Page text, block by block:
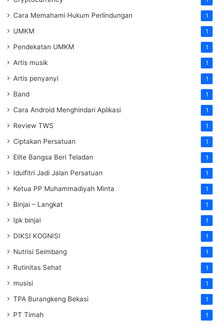
Cara Memahami Hukum Perlindungan 1
UMKM 1
Pendekatan UMKM 1
Artis musik 1
Artis penyanyi 1
Band 1
Cara Android Menghindari Aplikasi 1
Review TWS 1
Ciptakan Persatuan 1
Elite Bangsa Beri Teladan 1
Idulfitri Jadi Jalan Persatuan 1
Ketua PP Muhammadiyah Minta 1
Binjai – Langkat 1
Ipk binjai 1
DIKSI KOGNISI 1
Nutrisi Seimbang 1
Rutinitas Sehat 1
musisi 1
TPA Burangkeng Bekasi 1
PT Timah 1